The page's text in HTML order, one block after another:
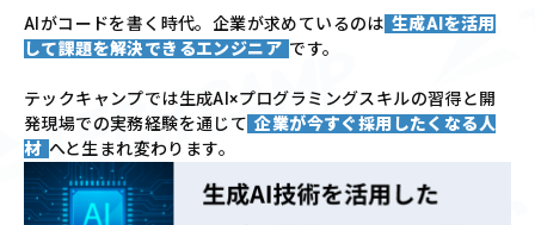
AIがコードを書く時代。企業が求めているのは 生成AIを活用
して課題を解決できるエンジニア です。
テックキャンプでは生成AI×プログラミングスキルの習得と開
発現場での実務経験を通じて 企業が今すぐ採用したくなる人
材 へと生まれ変わります。